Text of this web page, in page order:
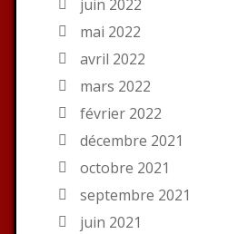
juin 2022
mai 2022
avril 2022
mars 2022
février 2022
décembre 2021
octobre 2021
septembre 2021
juin 2021